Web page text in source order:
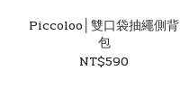
Piccoloo│雙口袋抽繩側背
包
NT$590